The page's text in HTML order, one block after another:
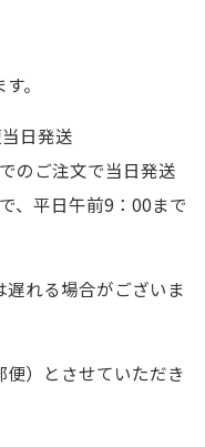
。
日発送
のご注文で当日発送
、平日午前9：00まで
れる場合がございま
）とさせていただき